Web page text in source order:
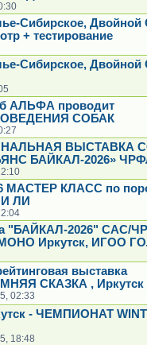
Сибирское,
+ тестирование
Сибирское,
АЛЬФА проводит
СОБАК
ВЫСТАВКА
БАЙКАЛ-2026»
МАСТЕР КЛАСС по
ЛИ
"БАЙКАЛ-2026" САС/
Иркутск, ИГОО
выставка
СКАЗКА , Иркутск
02:33
- ЧЕМПИОНАТ
18:48